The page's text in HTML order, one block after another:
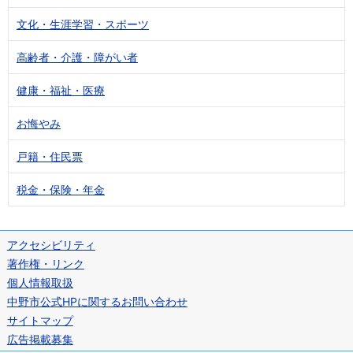
文化・生涯学習・スポーツ
高齢者・介護・障がい者
健康・福祉・医療
お悔やみ
戸籍・住民票
税金・保険・年金
アクセシビリティ
著作権・リンク
個人情報取扱
中野市公式HPに関するお問い合わせ
サイトマップ
広告掲載募集